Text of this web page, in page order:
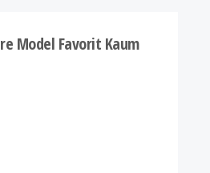
Model Favorit Kaum